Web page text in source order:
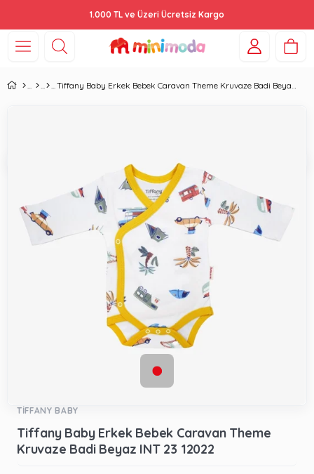
1.000 TL ve Üzeri Ücretsiz Kargo
Tiffany Baby Erkek Bebek Caravan Theme Kruvaze Badi Beyaz INT 23 12022
TİFFANY BABY
Tiffany Baby Erkek Bebek Caravan Theme
Kruvaze Badi Beyaz INT 23 12022